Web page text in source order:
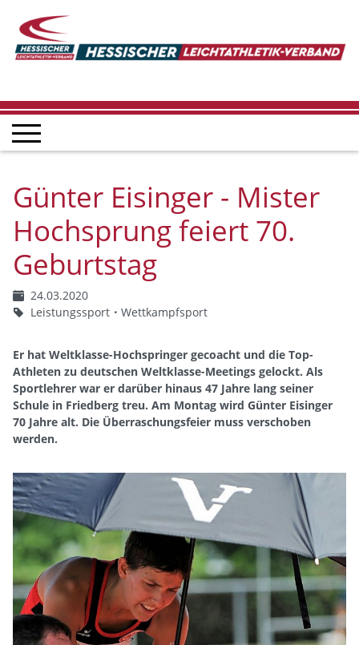
Günter Eisinger - Mister
Hochsprung feiert 70.
Geburtstag
24.03.2020
Leistungssport
Wettkampfsport
Er hat Weltklasse-Hochspringer gecoacht und die Top-
Athleten zu deutschen Weltklasse-Meetings gelockt. Als
Sportlehrer war er darüber hinaus 47 Jahre lang seiner
Schule in Friedberg treu. Am Montag wird Günter Eisinger
70 Jahre alt. Die Überraschungsfeier muss verschoben
werden.